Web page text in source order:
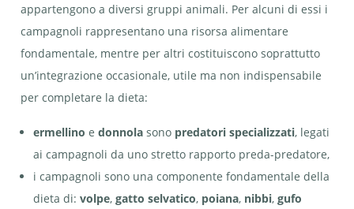
appartengono a diversi gruppi animali. Per alcuni di essi i
campagnoli rappresentano una risorsa alimentare
fondamentale, mentre per altri costituiscono soprattutto
un’integrazione occasionale, utile ma non indispensabile
per completare la dieta:
ermellino e donnola sono predatori specializzati, legati
ai campagnoli da uno stretto rapporto preda-predatore,
i campagnoli sono una componente fondamentale della
dieta di: volpe, gatto selvatico, poiana, nibbi, gufo